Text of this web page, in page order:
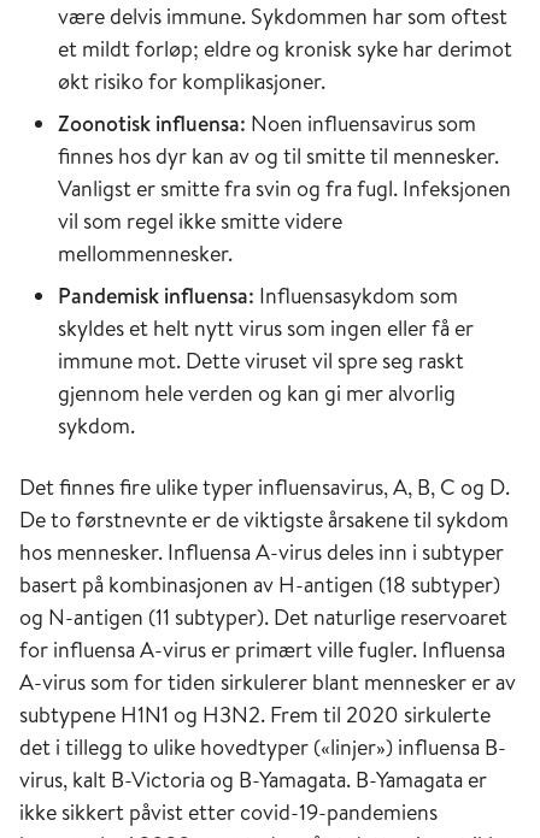
være delvis immune. Sykdommen har som oftest
et mildt forløp; eldre og kronisk syke har derimot
økt risiko for komplikasjoner.
Zoonotisk influensa: Noen influensavirus som
finnes hos dyr kan av og til smitte til mennesker.
Vanligst er smitte fra svin og fra fugl. Infeksjonen
vil som regel ikke smitte videre
mellommennesker.
Pandemisk influensa: Influensasykdom som
skyldes et helt nytt virus som ingen eller få er
immune mot. Dette viruset vil spre seg raskt
gjennom hele verden og kan gi mer alvorlig
sykdom.
Det finnes fire ulike typer influensavirus, A, B, C og D.
De to førstnevnte er de viktigste årsakene til sykdom
hos mennesker. Influensa A-virus deles inn i subtyper
basert på kombinasjonen av H-antigen (18 subtyper)
og N-antigen (11 subtyper). Det naturlige reservoaret
for influensa A-virus er primært ville fugler. Influensa
A-virus som for tiden sirkulerer blant mennesker er av
subtypene H1N1 og H3N2. Frem til 2020 sirkulerte
det i tillegg to ulike hovedtyper («linjer») influensa B-
virus, kalt B-Victoria og B-Yamagata. B-Yamagata er
ikke sikkert påvist etter covid-19-pandemiens